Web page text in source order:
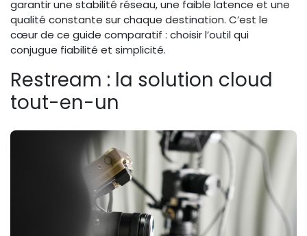
garantir une stabilité réseau, une faible latence et une
qualité constante sur chaque destination. C’est le
cœur de ce guide comparatif : choisir l’outil qui
conjugue fiabilité et simplicité.
Restream : la solution cloud
tout-en-un